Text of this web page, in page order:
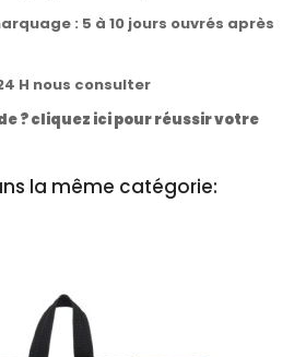
: 5 à 10 jours ouvrés après
H nous consulter
? cliquez ici pour réussir votre
la même catégorie: